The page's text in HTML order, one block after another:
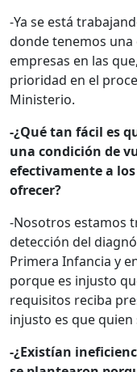
-Ya se está
donde tenemos
empresas en las
prioridad en el
Ministerio.
-¿Qué tan fácil es
una condición de
efectivamente a
ofrecer?
-Nosotros estamos
detección del
Primera Infancia y
porque es injusto
requisitos reciba
injusto es que quien
-¿Existían